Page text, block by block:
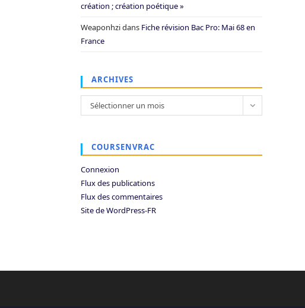
création ; création poétique »
Weaponhzidans Fiche révision Bac Pro: Mai 68 en
France
ARCHIVES
Archives
Sélectionner un mois
COURSENVRAC
Connexion
Flux des publications
Flux des commentaires
Site de WordPress-FR